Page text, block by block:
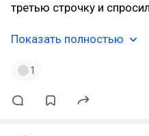
третью строчку и
Показать полностью
1